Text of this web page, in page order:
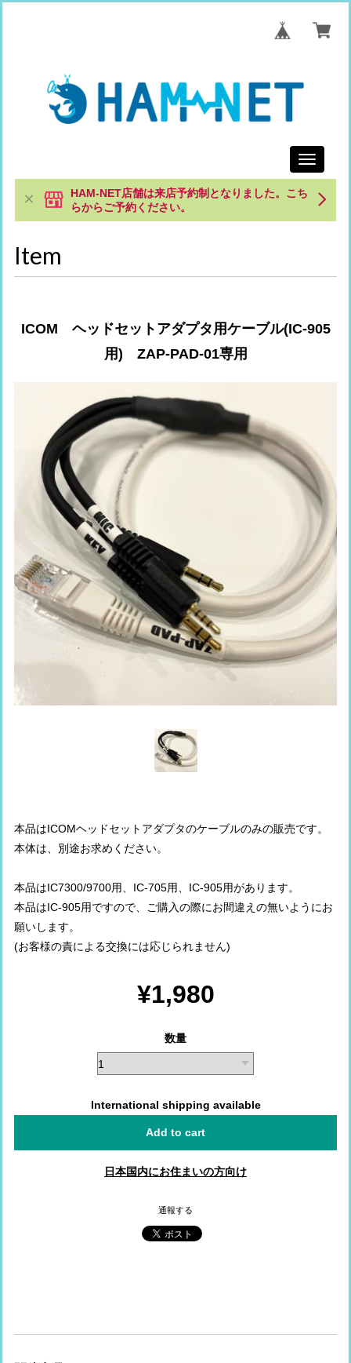
Toggle
HAM-NET店舗は来店予約制となりました。こち
らからご予約ください。
Item
ICOM ヘッドセットアダプタ用ケーブル(IC-905
用) ZAP-PAD-01専用
本品はICOMヘッドセットアダプタのケーブルのみの販売です。
本体は、別途お求めください。
本品はIC7300/9700用、IC-705用、IC-905用があります。
本品はIC-905用ですので、ご購入の際にお間違えの無いようにお
願いします。
(お客様の責による交換には応じられません)
¥1,980
数量
International shipping available
Add to cart
日本国内にお住まいの方向け
通報する